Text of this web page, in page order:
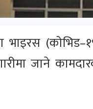
भाइरस
जाने